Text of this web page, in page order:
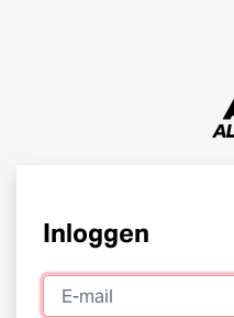
Inloggen
E-mail